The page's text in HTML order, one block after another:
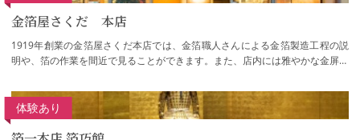
金箔屋さくだ 本店
1919年創業の金箔屋さくだ本店では、金箔職人さんによる金箔製造工程の説
明や、箔の作業を間近で見ることができます。また、店内には雅やかな金屏風
体験あり